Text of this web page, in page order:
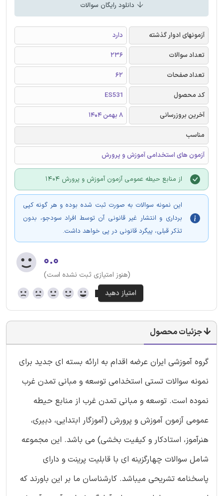
دانلود رایگان سوالات
آزمونهای ادوار گذشته
دارد
تعداد سوالات
236
تعداد صفحات
62
کد محصول
ES531
آخرین بروزرسانی
8 بهمن 1404
مناسب
آزمون های استخدامی آموزش و پرورش
از منابع حیطه عمومی آزمون آموزش و پرورش 1404
این نمونه سوالات به صورت ثبت شده بوده و هر گونه کپی
برداری و انتشار غیر قانونی آن توسط افراد سودجو، بدون
تذکر قبلی، پیگرد قانونی در پی خواهد داشت.
۰.۰
(هنوز امتیازی ثبت نشده است)
جزئیات محصول
گروه آموزشی ایران عرضه اقدام به ارائه بسته ای جدید برای
نمونه سوالات تستی استخدامی توسعه و مبانی تمدن غرب
نموده است. توسعه و مبانی تمدن غرب از منابع حیطه
عمومی آزمون آموزش و پرورش (آموزگار ابتدایی، دبیری،
هنرآموز، استادکار و کیفیت بخشی) می باشد. این مجموعه
شامل سوالات چهارگزینه ای با قابلیت پرینت و دارای
پاسخنامه تشریحی میباشد. کارشناسان ما بر این باورند که